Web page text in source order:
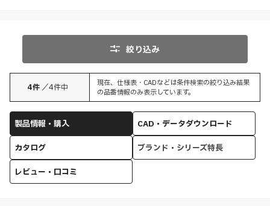
絞り込み
4件 ／4件中
現在、仕様表・CADなどは条件検索の絞り込み結果
の品番情報のみ表示しています。
製品情報・購入
CAD・データダウンロード
カタログ
ブランド・シリーズ特長
レビュー・口コミ